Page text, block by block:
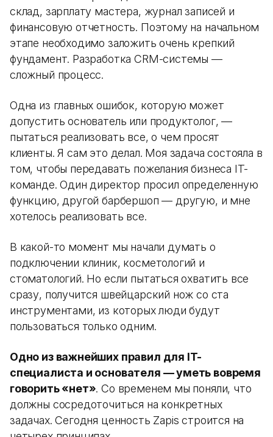
склад, зарплату мастера, журнал записей и
финансовую отчетность. Поэтому на начальном
этапе необходимо заложить очень крепкий
фундамент. Разработка CRM-системы —
сложный процесс.
Одна из главных ошибок, которую может
допустить основатель или продуктолог, —
пытаться реализовать все, о чем просят
клиенты. Я сам это делал. Моя задача состояла в
том, чтобы передавать пожелания бизнеса IT-
команде. Один директор просил определенную
функцию, другой барбершоп — другую, и мне
хотелось реализовать все.
В какой-то момент мы начали думать о
подключении клиник, косметологий и
стоматологий. Но если пытаться охватить все
сразу, получится швейцарский нож со ста
инструментами, из которых люди будут
пользоваться только одним.
Одно из важнейших правил для IT-
специалиста и основателя — уметь вовремя
говорить «нет». Со временем мы поняли, что
должны сосредоточиться на конкретных
задачах. Сегодня ценность Zapis строится на